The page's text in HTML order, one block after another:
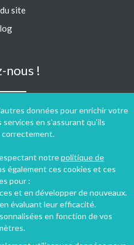
données pour enrichir votre
en s'assurant qu'ils
notrepolitique de
également ces cookies et ces
pour :
et en développer de nouveaux.
évaluant leur efficacité.
en fonction de vos
site
nous !